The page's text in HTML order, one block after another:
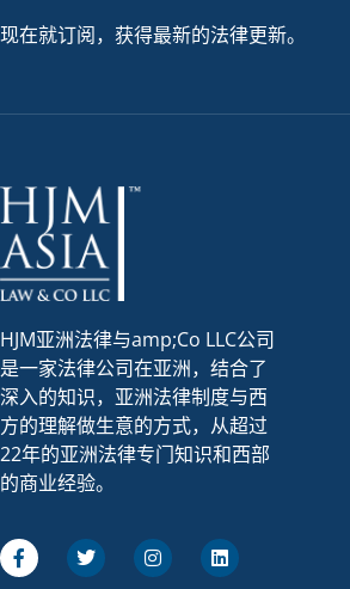
现在就订阅，获得最新的法律更新。
HJM亚洲法律与amp;Co LLC公司
是一家法律公司在亚洲，结合了
深入的知识，亚洲法律制度与西
方的理解做生意的方式，从超过
22年的亚洲法律专门知识和西部
的商业经验。